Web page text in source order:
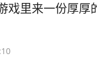
戏里来一份厚厚